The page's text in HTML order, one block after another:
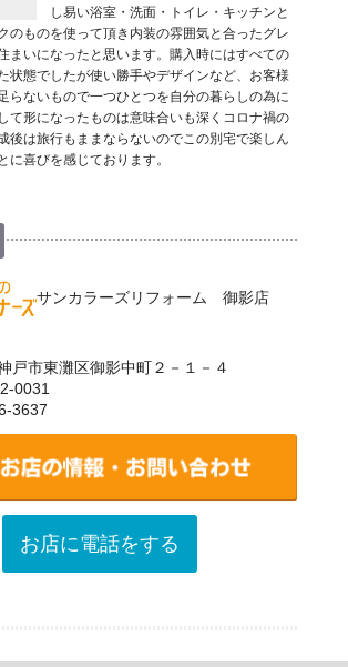
し易い浴室・洗面・トイレ・キッチンと
のものを使って頂き内装の雰囲気と合ったグレ
まいになったと思います。購入時にはすべての
状態でしたが使い勝手やデザインなど、お客様
らないもので一つひとつを自分の暮らしの為に
て形になったものは意味合いも深くコロナ禍の
後は旅行もままならないのでこの別宅で楽しん
に喜びを感じております。
サンカラーズリフォーム 御影店
戸市東灘区御影中町２－１－４
0031
3637
お店に電話をする